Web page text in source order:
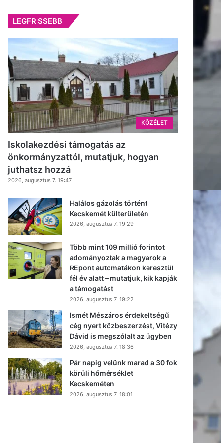
LEGFRISSEBB
KÖZÉLET
Iskolakezdési támogatás az
önkormányzattól, mutatjuk, hogyan
juthatsz hozzá
2026, augusztus 7. 19:47
Halálos gázolás történt
Kecskemét külterületén
2026, augusztus 7. 19:29
Több mint 109 millió forintot
adományoztak a magyarok a
REpont automatákon keresztül
fél év alatt – mutatjuk, kik kapják
a támogatást
2026, augusztus 7. 19:22
Ismét Mészáros érdekeltségű
cég nyert közbeszerzést, Vitézy
Dávid is megszólalt az ügyben
2026, augusztus 7. 18:36
Pár napig velünk marad a 30 fok
körüli hőmérséklet
Kecskeméten
2026, augusztus 7. 18:01